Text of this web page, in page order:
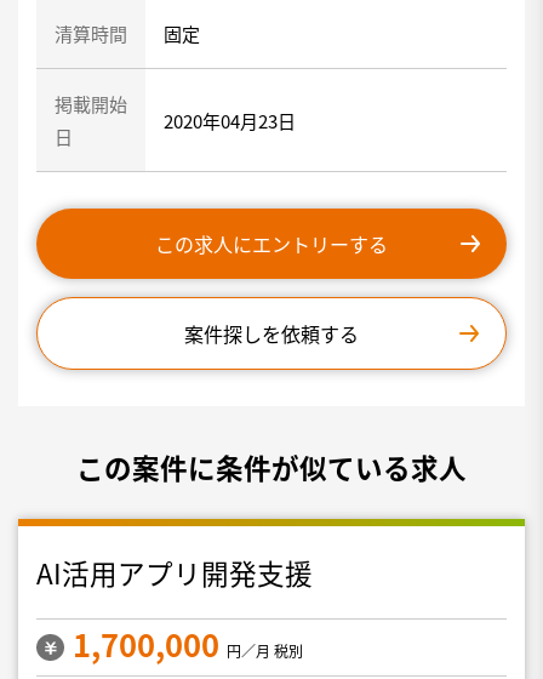
清算時間 固定
掲載開始
日
2020年04月23日
この求人にエントリーする
案件探しを依頼する
この案件に条件が似ている求人
AI活用アプリ開発支援
1,700,000 円／月 税別